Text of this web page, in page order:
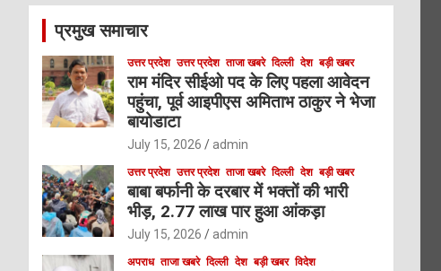
c
प्रमुख समाचार
उत्तर प्रदेश उत्तर प्रदेश ताजा खबरे दिल्ली देश बड़ी खबर
राम मंदिर सीईओ पद के लिए पहला आवेदन
पहुंचा, पूर्व आइपीएस अमिताभ ठाकुर ने भेजा
बायोडाटा
July 15, 2026 admin
उत्तर प्रदेश उत्तर प्रदेश ताजा खबरे दिल्ली देश बड़ी खबर
बाबा बर्फानी के दरबार में भक्तों की भारी
भीड़, 2.77 लाख पार हुआ आंकड़ा
July 15, 2026 admin
अपराध ताजा खबरे दिल्ली देश बड़ी खबर विदेश